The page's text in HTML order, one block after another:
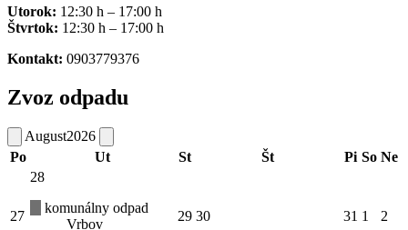
Utorok: 12:30 h – 17:00 h
Štvrtok: 12:30 h – 17:00 h
Kontakt: 0903779376
Zvoz odpadu
August2026
Po
Ut St Št Pi So Ne
27
28
komunálny odpad
Vrbov
29 30 31 1 2